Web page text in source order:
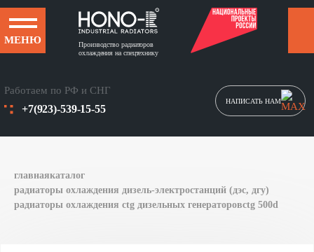
МЕНЮ
Производство радиаторов
охлаждения на спецтехнику
НАПИСАТЬ НАМ
Работаем по РФ и СНГ
+7(923)-539-15-55
главнаякаталог
радиаторы охлаждения дизель-электростанций (дэс, дгу)
радиаторы охлаждения ctg дизельных генераторовctg 500d